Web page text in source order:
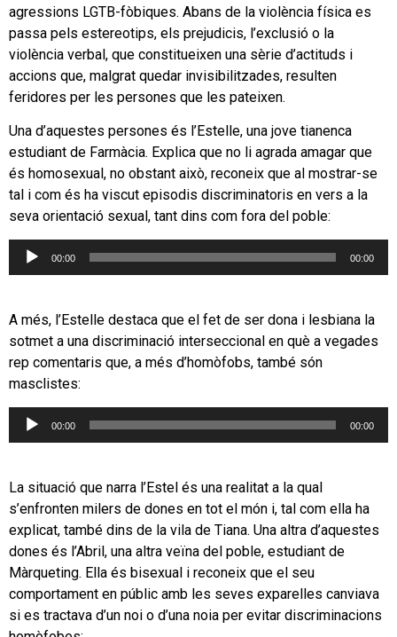
agressions LGTB-fòbiques. Abans de la violència física es
passa pels estereotips, els prejudicis, l’exclusió o la
violència verbal, que constitueixen una sèrie d’actituds i
accions que, malgrat quedar invisibilitzades, resulten
feridores per les persones que les pateixen.
Una d’aquestes persones és l’Estelle, una jove tianenca
estudiant de Farmàcia. Explica que no li agrada amagar que
és homosexual, no obstant això, reconeix que al mostrar-se
tal i com és ha viscut episodis discriminatoris en vers a la
seva orientació sexual, tant dins com fora del poble:
Reproductor
00:00 00:00
A més, l’Estelle destaca que el fet de ser dona i lesbiana la
sotmet a una discriminació interseccional en què a vegades
rep comentaris que, a més d’homòfobs, també són
masclistes:
Reproductor
00:00 00:00
La situació que narra l’Estel és una realitat a la qual
s’enfronten milers de dones en tot el món i, tal com ella ha
explicat, també dins de la vila de Tiana. Una altra d’aquestes
dones és l’Abril, una altra veïna del poble, estudiant de
Màrqueting. Ella és bisexual i reconeix que el seu
comportament en públic amb les seves exparelles canviava
si es tractava d’un noi o d’una noia per evitar discriminacions